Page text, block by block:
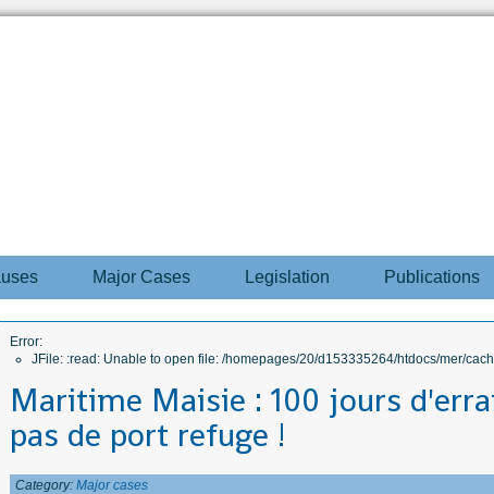
Major Cases Legislation Publications
Error:
JFile: :read: Unable to open file: /homepages/20/d153335264/htdocs/mer/
Maritime Maisie : 100 jours
pas de port refuge !
Category: Major cases